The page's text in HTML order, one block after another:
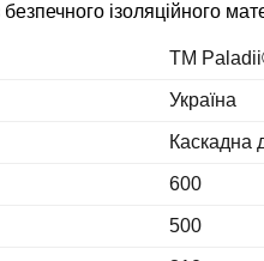
ізоляційного
ТМ
Україна
Каскадна
600
500